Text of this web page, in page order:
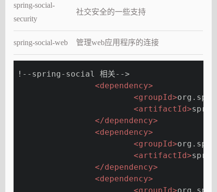
spring-social-
security
社交安全的一些支持
spring-social-web 管理web应用程序的连接
!--spring-social 相关-->
<dependency>
<groupId>
<artifactId>
</dependency>
<dependency>
<groupId>
<artifactId>
</dependency>
<dependency>
<groupId>